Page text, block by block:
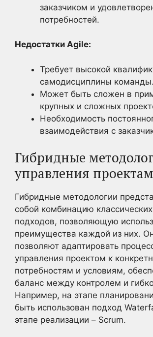
заказчиком и
потребностей.
Недостатки Agile:
Требует высокой
самодисциплины команды.
Может быть сложен в
крупных и сложных
Необходимость
взаимодействия с
Гибридные
управления
Гибридные методологии
собой комбинацию
подходов, позволяющую
преимущества каждой из них.
позволяют адаптировать
управления проектом к
потребностям и условиям,
баланс между контролем и
Например, на этапе
быть использован подход
этапе реализации – Scrum.